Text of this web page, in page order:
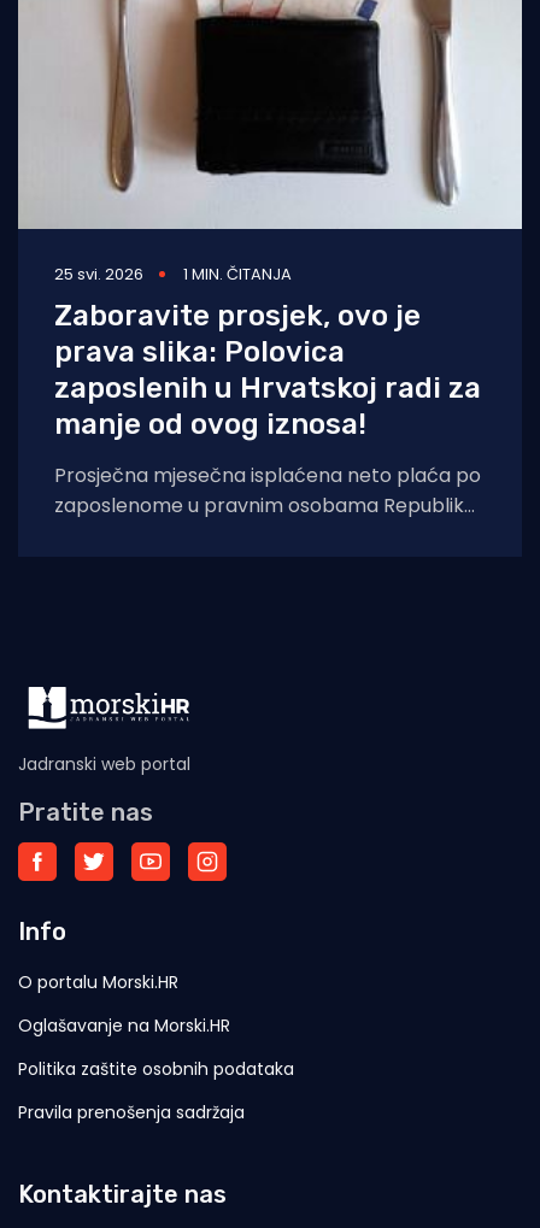
25 svi. 2026 1 MIN. ČITANJA
Zaboravite prosjek, ovo je
prava slika: Polovica
zaposlenih u Hrvatskoj radi za
manje od ovog iznosa!
Prosječna mjesečna isplaćena neto plaća po
zaposlenome u pravnim osobama Republike
Jadranski web portal
Pratite nas
Info
O portalu Morski.HR
Oglašavanje na Morski.HR
Politika zaštite osobnih podataka
Pravila prenošenja sadržaja
Kontaktirajte nas